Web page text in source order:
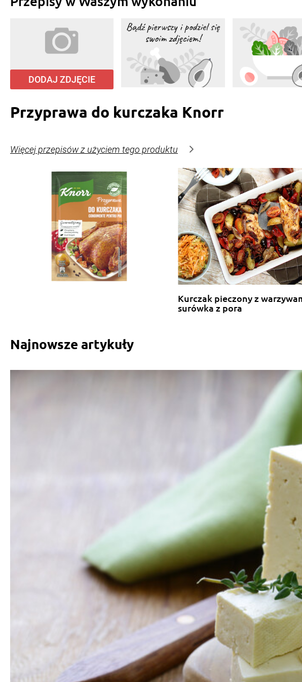
DODAJ ZDJĘCIE
Przyprawa do kurczaka Knorr
Więcej przepisów z użyciem tego produktu
Kurczak pieczony z
surówka z pora
Najnowsze artykuły